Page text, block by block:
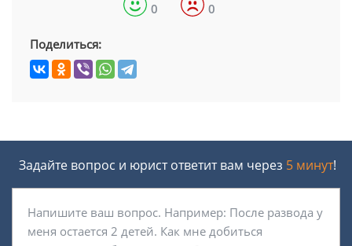
0 0
Поделиться:
Задайте вопрос и юрист ответит вам через 5 минут!